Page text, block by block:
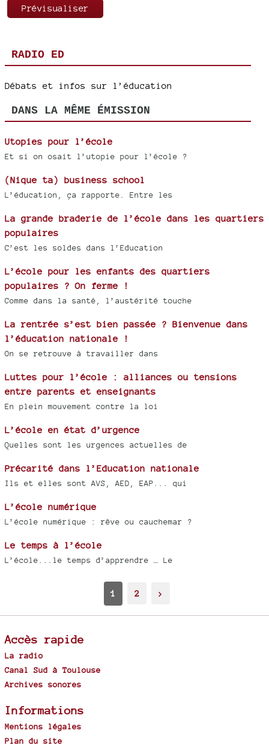
RADIO ED
Débats et infos sur l’éducation
DANS LA MÊME ÉMISSION
Utopies pour l’école
Et si on osait l’utopie pour l’école ?
(Nique ta) business school
L’éducation, ça rapporte. Entre les
La grande braderie de l’école dans les quartiers
populaires
C’est les soldes dans l’Education
L’école pour les enfants des quartiers
populaires ? On ferme !
Comme dans la santé, l’austérité touche
La rentrée s’est bien passée ? Bienvenue dans
l’éducation nationale !
On se retrouve à travailler dans
Luttes pour l’école : alliances ou tensions
entre parents et enseignants
En plein mouvement contre la loi
L’école en état d’urgence
Quelles sont les urgences actuelles de
Précarité dans l’Education nationale
Ils et elles sont AVS, AED, EAP... qui
L’école numérique
L’école numérique : rêve ou cauchemar ?
Le temps à l’école
L’école...le temps d’apprendre … Le
1 2 >
Accès rapide
La radio
Canal Sud à Toulouse
Archives sonores
Informations
Mentions légales
Plan du site